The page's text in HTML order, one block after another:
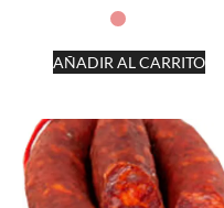
AÑADIR AL CARRITO